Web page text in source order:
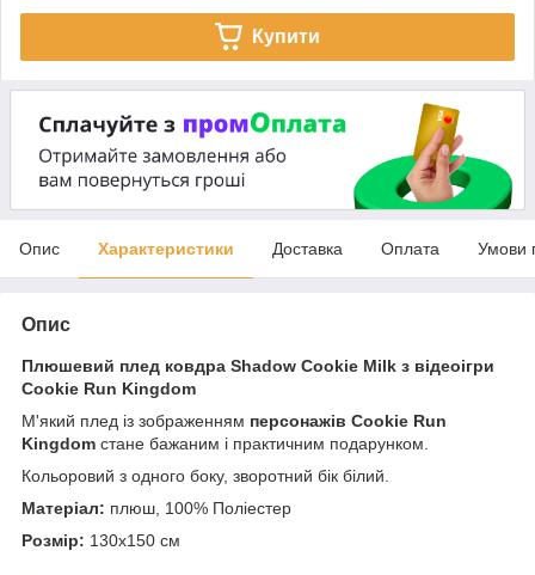
Купити
Опис Характеристики Доставка Оплата Умови
Опис
Плюшевий плед ковдра Shadow Cookie Milk з відеоігри
Cookie Run Kingdom
М'який плед із зображенням персонажів Cookie Run
Kingdom стане бажаним і практичним подарунком.
Кольоровий з одного боку, зворотний бік білий.
Матеріал: плюш, 100% Поліестер
Розмір: 130х150 см